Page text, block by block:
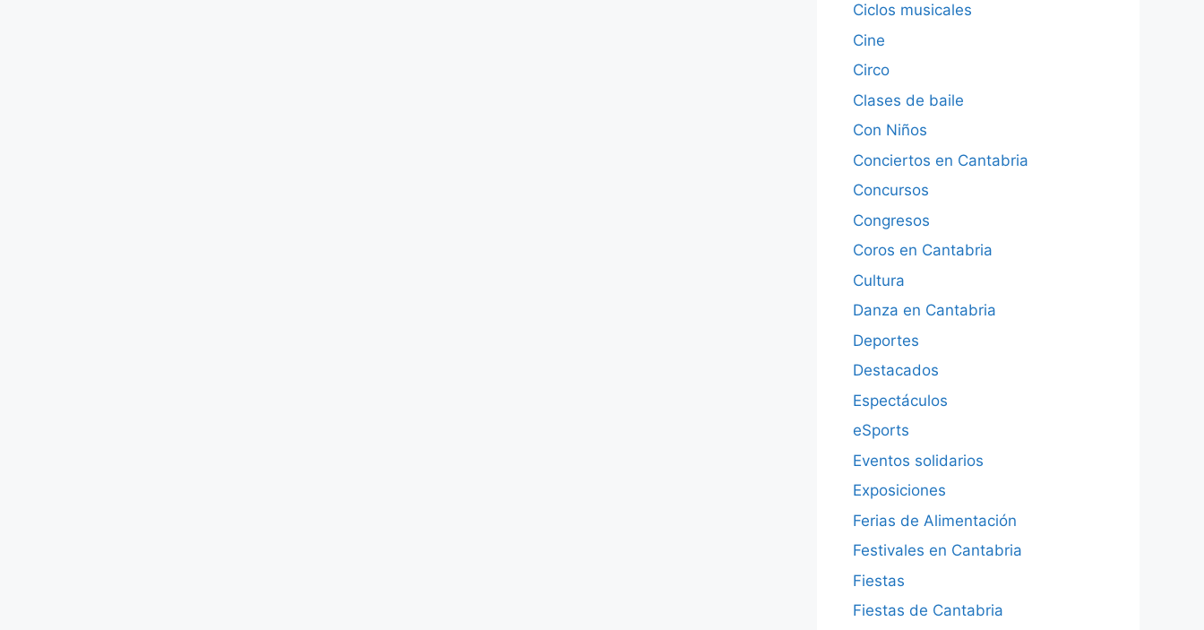
Ciclos musicales
Cine
Circo
Clases de baile
Con Niños
Conciertos en Cantabria
Concursos
Congresos
Coros en Cantabria
Cultura
Danza en Cantabria
Deportes
Destacados
Espectáculos
eSports
Eventos solidarios
Exposiciones
Ferias de Alimentación
Festivales en Cantabria
Fiestas
Fiestas de Cantabria